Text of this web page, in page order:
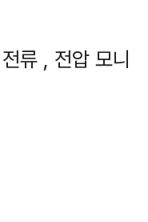
류 , 전압 모니